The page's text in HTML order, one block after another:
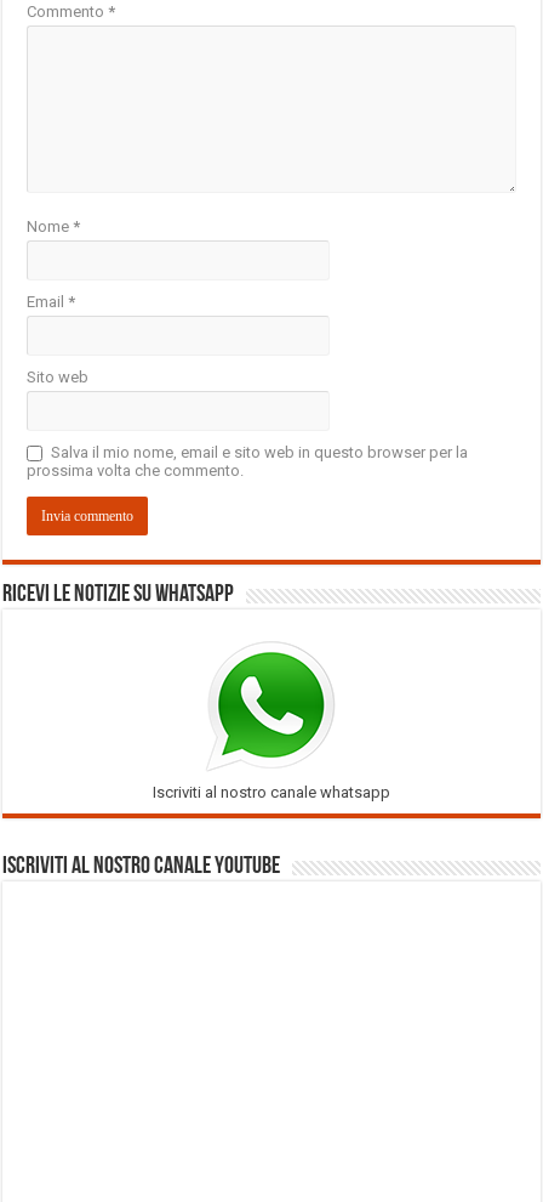
Commento*
Nome*
Email*
Sito web
Salva il mio nome, email e sito web in questo browser per la
prossima volta che commento.
Ricevi le notizie su Whatsapp
Iscriviti al nostro canale whatsapp
Iscriviti al nostro Canale Youtube